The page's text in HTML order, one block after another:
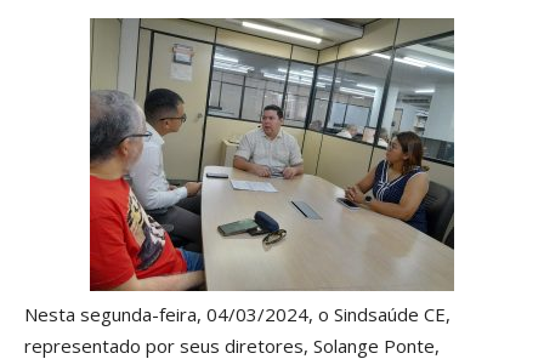
Nesta segunda-feira, 04/03/2024, o Sindsaúde CE,
representado por seus diretores, Solange Ponte,